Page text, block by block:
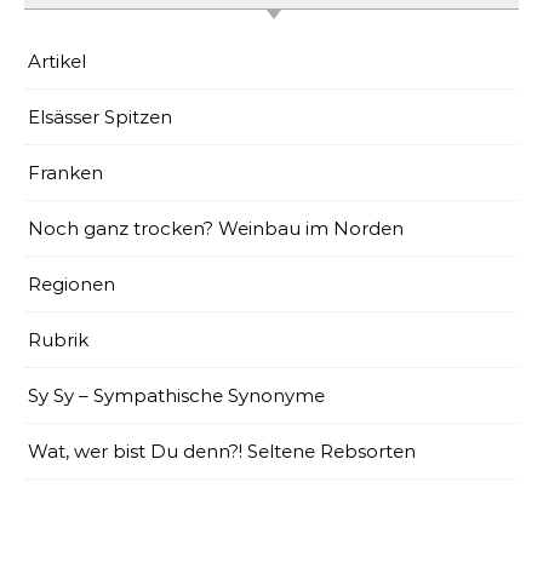
Artikel
Elsässer Spitzen
Franken
Noch ganz trocken? Weinbau im Norden
Regionen
Rubrik
Sy Sy – Sympathische Synonyme
Wat, wer bist Du denn?! Seltene Rebsorten